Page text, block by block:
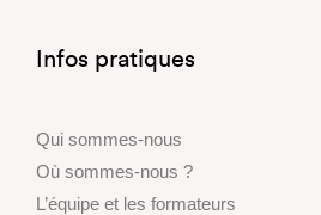
Infos pratiques
Qui sommes-nous
Où sommes-nous ?
L’équipe et les formateurs